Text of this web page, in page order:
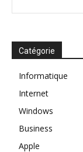
Catégorie
Informatique
Internet
Windows
Business
Apple